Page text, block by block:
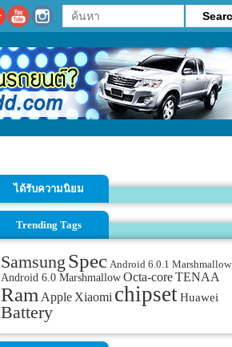
ได้รับความนิยม
Trending Tags
Samsung Spec Android 6.0.1 Marshmallow
Android 6.0 MarshmallowOcta-coreTENAA
Ram Apple Xiaomi chipsetHuawei
Battery